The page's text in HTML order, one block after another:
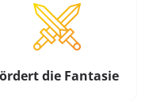
die Fantasie